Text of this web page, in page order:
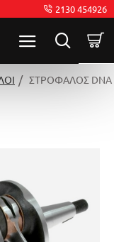
2130 454926
ΣΤΡΟΦΑΛΟΣ DNA